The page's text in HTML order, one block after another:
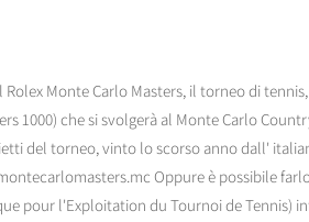
Monte Carlo Masters, il torneo di
1000) che si svolgerà al Monte Carlo
del torneo, vinto lo scorso anno dall'
Oppure è possibile
pour l'Exploitation du Tournoi de Tennis)